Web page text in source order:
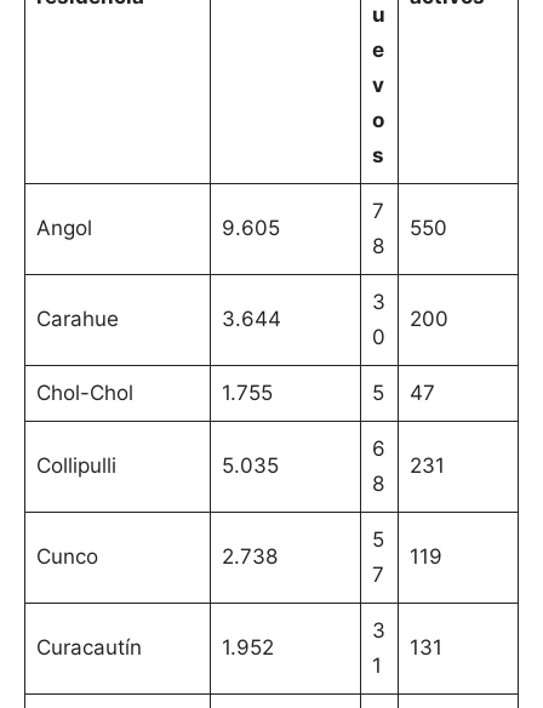
u
e
v
o
s
Angol 9.605
7
8
550
Carahue 3.644
3
0
200
Chol-Chol 1.755 5 47
Collipulli 5.035
6
8
231
Cunco 2.738
5
7
119
Curacautín 1.952
3
1
131